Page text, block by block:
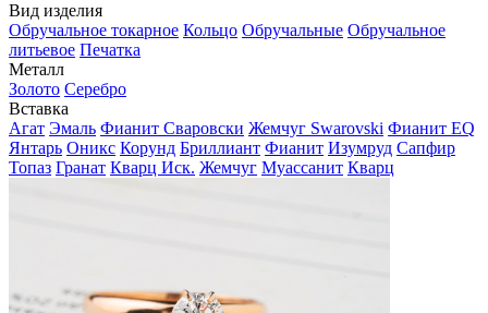
Вид изделия
Обручальное токарное Кольцо Обручальные Обручальное
литьевое Печатка
Металл
Золото Серебро
Вставка
Агат Эмаль Фианит Сваровски Жемчуг Swarovski Фианит EQ
Янтарь Оникс Корунд Бриллиант Фианит Изумруд Сапфир
Топаз Гранат Кварц Иск. Жемчуг Муассанит Кварц